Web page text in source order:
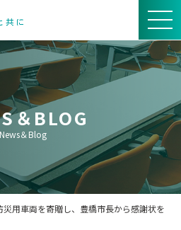
＆BLOG
News＆Blog
災用車両を寄贈し、豊橋市長から感謝状を